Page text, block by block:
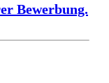
Bewerbung.